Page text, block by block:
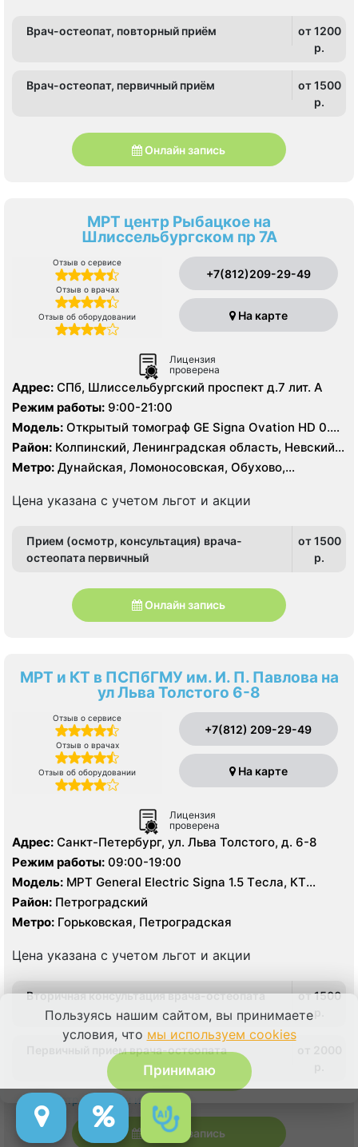
Врач-остеопат, повторный приём
от 1200
p.
Врач-остеопат, первичный приём
от 1500
p.
Онлайн запись
МРТ центр Рыбацкое на
Шлиссельбургском пр 7А
Отзыв о сервисе
Отзыв о врачах
Отзыв об оборудовании
+7(812)209-29-49
На карте
Лицензия
проверена
Адрес: СПб, Шлиссельбургский проспект д.7 лит. А
Режим работы: 9:00-21:00
Модель: Открытый томограф GE Signa Ovation HD 0.35
Тесла, УЗИ экспертного класса
Район: Колпинский, Ленинградская область, Невский,
Фрунзенский
Метро: Дунайская, Ломоносовская, Обухово,
Цена указана с учетом льгот и акции
Прием (осмотр, консультация) врача-
остеопата первичный
от 1500
p.
Онлайн запись
МРТ и КТ в ПСПбГМУ им. И. П. Павлова на
ул Льва Толстого 6-8
Отзыв о сервисе
Отзыв о врачах
Отзыв об оборудовании
+7(812) 209-29-49
На карте
Лицензия
проверена
Адрес: Санкт-Петербург, ул. Льва Толстого, д. 6-8
Режим работы: 09:00-19:00
Модель: МРТ General Electric Signa 1.5 Tесла, КТ
Toshiba AsteionMulti 4 среза, УЗИ
Район: Петроградский
Метро: Горьковская, Петроградская
Цена указана с учетом льгот и акции
Вторичная консультация врача-остеопата
от 1500
Первичный прием врача-остеопата
Просмотр всех цен и услуг
Онлайн запись
Пользуясь нашим сайтом, вы принимаете
условия, что мы используем cookies
Принимаю